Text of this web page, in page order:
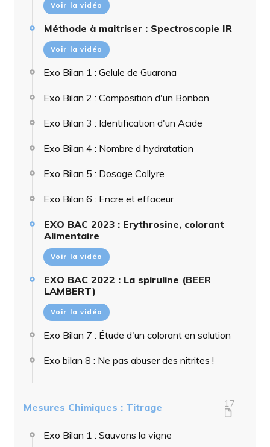
Voir la vidéo
Méthode à maitriser : Spectroscopie IR
Voir la vidéo
Exo Bilan 1 : Gelule de Guarana
Exo Bilan 2 : Composition d'un Bonbon
Exo Bilan 3 : Identification d'un Acide
Exo Bilan 4 : Nombre d hydratation
Exo Bilan 5 : Dosage Collyre
Exo Bilan 6 : Encre et effaceur
EXO BAC 2023 : Erythrosine, colorant
Alimentaire
Voir la vidéo
EXO BAC 2022 : La spiruline (BEER
LAMBERT)
Voir la vidéo
Exo Bilan 7 : Étude d'un colorant en solution
Exo bilan 8 : Ne pas abuser des nitrites !
Mesures Chimiques : Titrage 17
Exo Bilan 1 : Sauvons la vigne